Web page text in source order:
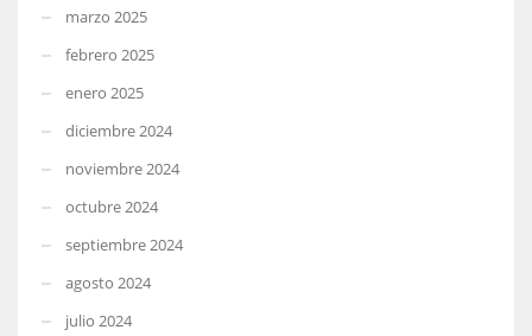
marzo 2025
febrero 2025
enero 2025
diciembre 2024
noviembre 2024
octubre 2024
septiembre 2024
agosto 2024
julio 2024